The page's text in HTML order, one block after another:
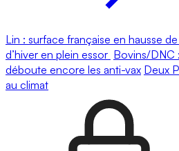
Lin : surface française en hausse
d’hiver en plein essor Bovins/DNC
déboute encore les anti-vax Deux
au climat